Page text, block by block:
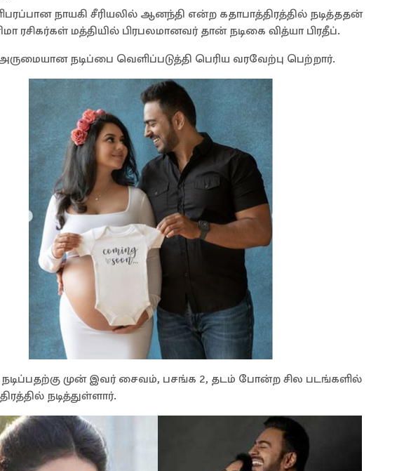
நாயகி சீரியலில் ஆனந்தி என்ற கதாபாத்திரத்தில் நடித்ததன்
ரசிகர்கள் மத்தியில் பிரபலமானவர் தான் நடிகை வித்யா பிரதீப்.
நடிப்பை வெளிப்படுத்தி பெரிய வரவேற்பு பெற்றார்.
நடிப்பதற்கு முன் இவர் சைவம், பசங்க 2, தடம் போன்ற சில படங்களில்
நடித்துள்ளார்.